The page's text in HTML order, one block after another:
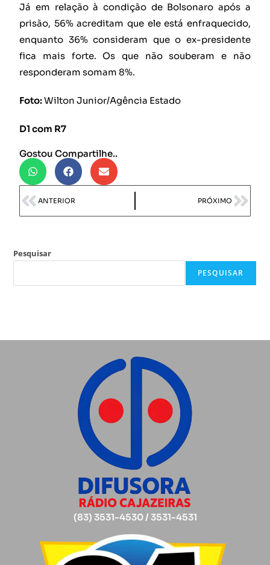
Já em relação à condição de Bolsonaro após a
prisão, 56% acreditam que ele está enfraquecido,
enquanto 36% consideram que o ex-presidente
fica mais forte. Os que não souberam e não
responderam somam 8%.
Foto:Wilton Junior/Agência Estado
D1 com R7
Gostou Compartilhe..
ANTERIOR PRÓXIMO
Pesquisar
PESQUISAR
(83) 3531-4530 / 3531-4531